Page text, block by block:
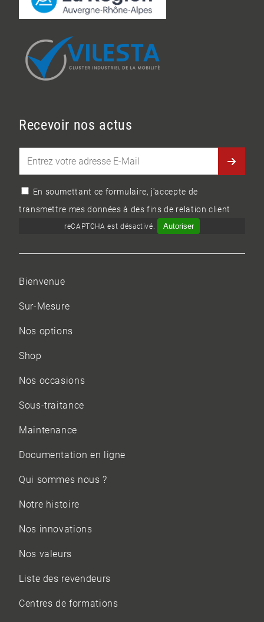
Recevoir nos actus
En soumettant ce formulaire, j'accepte de
transmettre mes données à des fins de relation client
reCAPTCHA est désactivé. Autoriser
Bienvenue
Sur-Mesure
Nos options
Shop
Nos occasions
Sous-traitance
Maintenance
Documentation en ligne
Qui sommes nous ?
Notre histoire
Nos innovations
Nos valeurs
Liste des revendeurs
Centres de formations